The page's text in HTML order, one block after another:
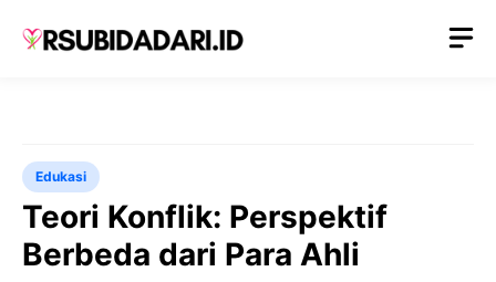
Edukasi
Teori Konflik: Perspektif
Berbeda dari Para Ahli